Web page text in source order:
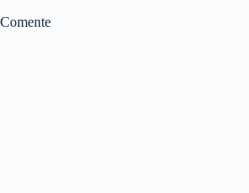
Comente